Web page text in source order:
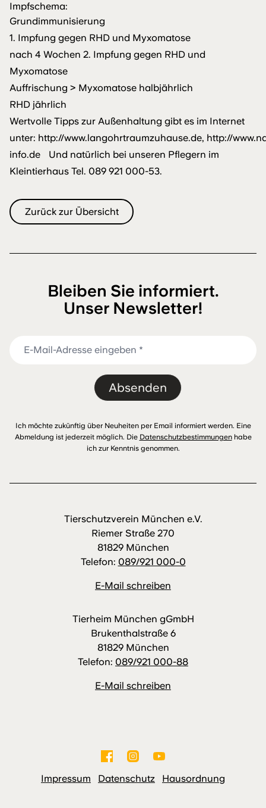
Impfschema:
Grundimmunisierung
1. Impfung gegen RHD und Myxomatose
nach 4 Wochen 2. Impfung gegen RHD und
Myxomatose
Auffrischung > Myxomatose halbjährlich
RHD jährlich
Wertvolle Tipps zur Außenhaltung gibt es im Internet
unter: http://www.langohrtraumzuhause.de, http://
info.de Und natürlich bei unseren Pflegern im
Kleintierhaus Tel. 089 921 000-53.
Zurück zur Übersicht
Tierschutzverein München e.V.
Riemer Straße 270
81829 München
Telefon: 089/921 000-0
E-Mail schreiben
Tierheim München gGmbH
Brukenthalstraße 6
81829 München
Telefon: 089/921 000-88
E-Mail schreiben
Bleiben Sie informiert.
Unser Newsletter!
Absenden
Ich möchte zukünftig über Neuheiten per Email informiert werden. Eine
Abmeldung ist jederzeit möglich. Die Datenschutzbestimmungenhabe
ich zur Kenntnis genommen.
Impressum Datenschutz Hausordnung